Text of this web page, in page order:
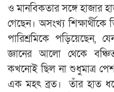
ও মানবিকতার সঙ্গে হাজার
গেছেন। অসংখ্য শিক্ষার্থীকে
পারিশ্রমিকে পড়িয়েছেন,
জ্ঞানের আলো থেকে
কখনোই ছিল না শুধুমাত্র
এক মহৎ ব্রত। তাঁর হাত